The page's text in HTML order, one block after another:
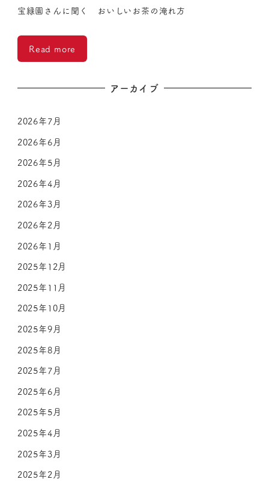
宝緑園さんに聞く おいしいお茶の淹れ方
Read more
アーカイブ
2026年7月
2026年6月
2026年5月
2026年4月
2026年3月
2026年2月
2026年1月
2025年12月
2025年11月
2025年10月
2025年9月
2025年8月
2025年7月
2025年6月
2025年5月
2025年4月
2025年3月
2025年2月